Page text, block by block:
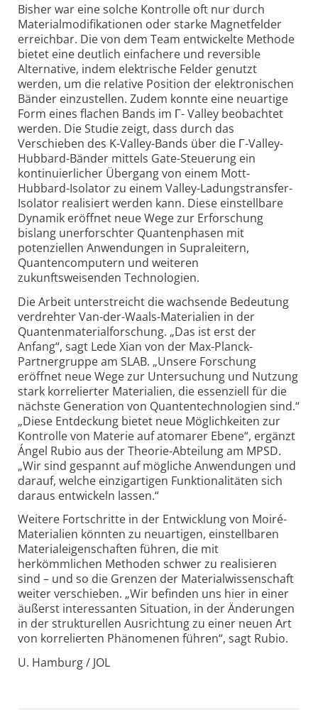
Bisher war eine solche Kontrolle oft nur durch
Materialmodifikationen oder starke Magnetfelder
erreichbar. Die von dem Team entwickelte Methode
bietet eine deutlich einfachere und reversible
Alternative, indem elektrische Felder genutzt
werden, um die relative Position der elektronischen
Bänder einzustellen. Zudem konnte eine neuartige
Form eines flachen Bands im Γ- Valley beobachtet
werden. Die Studie zeigt, dass durch das
Verschieben des K-Valley-Bands über die Γ-Valley-
Hubbard-Bänder mittels Gate-Steuerung ein
kontinuierlicher Übergang von einem Mott-
Hubbard-Isolator zu einem Valley-Ladungstransfer-
Isolator realisiert werden kann. Diese einstellbare
Dynamik eröffnet neue Wege zur Erforschung
bislang unerforschter Quantenphasen mit
potenziellen Anwendungen in Supraleitern,
Quantencomputern und weiteren
zukunftsweisenden Technologien.
Die Arbeit unterstreicht die wachsende Bedeutung
verdrehter Van-der-Waals-Materialien in der
Quantenmaterialforschung. „Das ist erst der
Anfang“, sagt Lede Xian von der Max-Planck-
Partnergruppe am SLAB. „Unsere Forschung
eröffnet neue Wege zur Untersuchung und Nutzung
stark korrelierter Materialien, die essenziell für die
nächste Generation von Quantentechnologien sind.“
„Diese Entdeckung bietet neue Möglichkeiten zur
Kontrolle von Materie auf atomarer Ebene“, ergänzt
Ángel Rubio aus der Theorie-Abteilung am MPSD.
„Wir sind gespannt auf mögliche Anwendungen und
darauf, welche einzigartigen Funktionalitäten sich
daraus entwickeln lassen.“
Weitere Fortschritte in der Entwicklung von Moiré-
Materialien könnten zu neuartigen, einstellbaren
Materialeigenschaften führen, die mit
herkömmlichen Methoden schwer zu realisieren
sind – und so die Grenzen der Materialwissenschaft
weiter verschieben. „Wir befinden uns hier in einer
äußerst interessanten Situation, in der Änderungen
in der strukturellen Ausrichtung zu einer neuen Art
von korrelierten Phänomenen führen“, sagt Rubio.
U. Hamburg / JOL